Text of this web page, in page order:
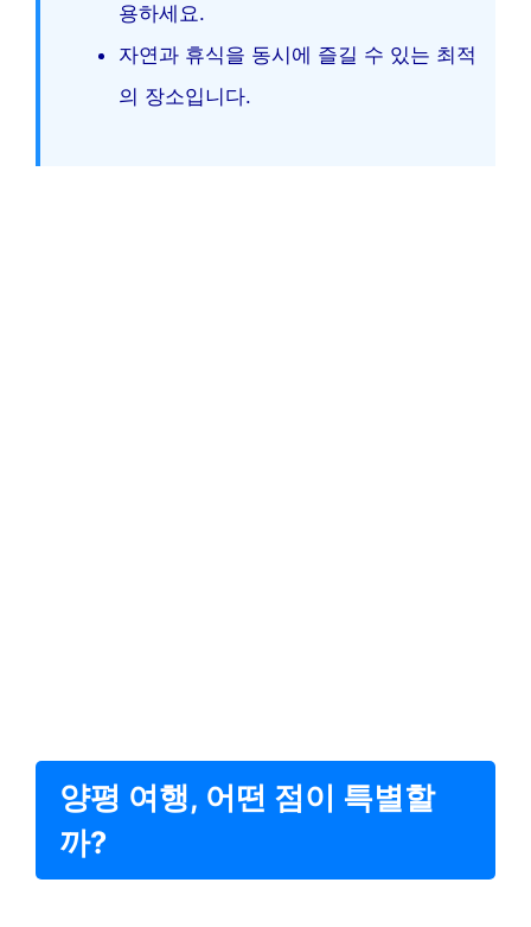
용하세요.
자연과 휴식을 동시에 즐길 수 있는 최적
의 장소입니다.
양평 여행, 어떤 점이 특별할
까?